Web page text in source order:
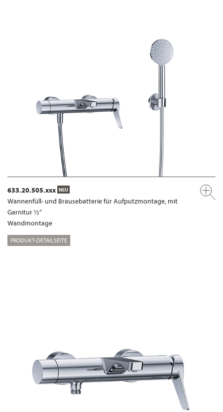
633.20.505.xxx NEU
Wannenfüll- und Brausebatterie für Aufputzmontage, mit
Garnitur ½“
Wandmontage
PRODUKT-DETAILSEITE